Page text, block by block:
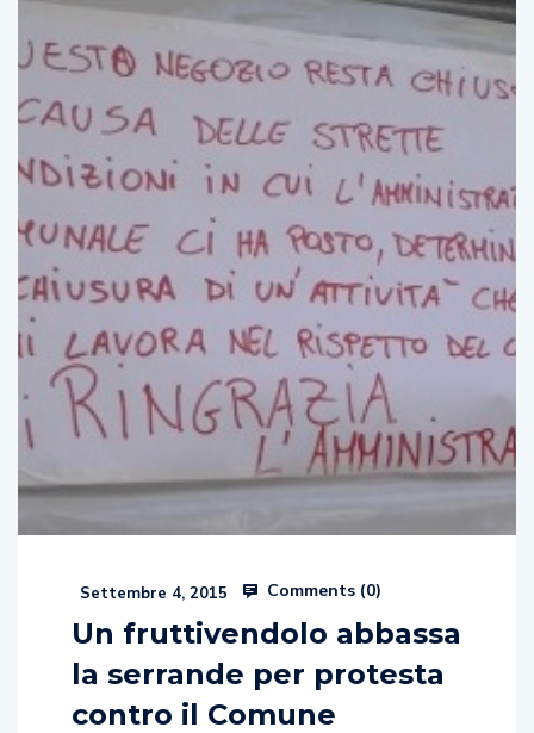
Settembre 4, 2015 Comments (0)
Un fruttivendolo abbassa
la serrande per protesta
contro il Comune